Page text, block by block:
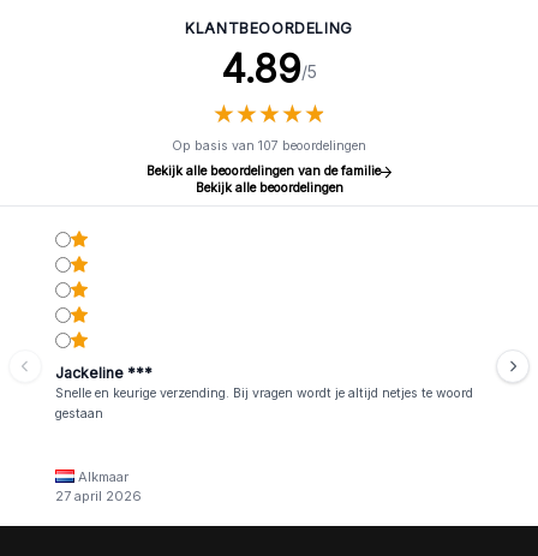
KLANTBEOORDELING
4.89/5
★★★★★
★★★★★
Op basis van 107 beoordelingen
Bekijk alle beoordelingen van de familie
Bekijk alle beoordelingen
Jackeline ***
Snelle en keurige verzending. Bij vragen wordt je altijd netjes te woord
gestaan
Alkmaar
27 april 2026